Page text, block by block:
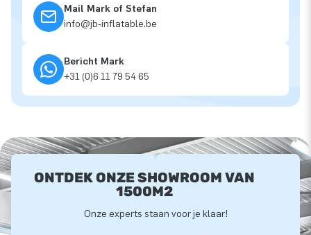
Mail Mark of Stefan
info@jb-inflatable.be
Bericht Mark
+31 (0)6 11 79 54 65
ONTDEK ONZE SHOWROOM VAN
1500M2
Onze experts staan voor je klaar!